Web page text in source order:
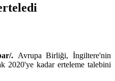
. Avrupa Birliği, İngiltere'nin
2020'ye kadar erteleme talebini